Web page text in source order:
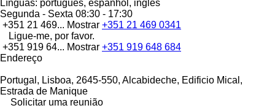
Línguas: português, espanhol, inglês
Segunda - Sexta 08:30 - 17:30
+351 21 469... Mostrar +351 21 469 0341
Ligue-me, por favor.
+351 919 64... Mostrar +351 919 648 684
Endereço
Portugal, Lisboa, 2645-550, Alcabideche, Edificio Mical,
Estrada de Manique
Solicitar uma reunião